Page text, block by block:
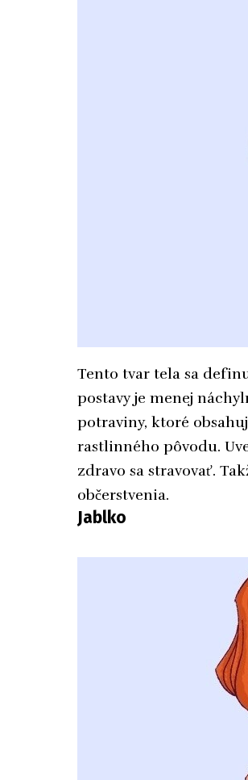
Tento tvar tela sa
postavy je menej
potraviny, ktoré
rastlinného pôvodu.
zdravo sa stravovať.
občerstvenia.
Jablko